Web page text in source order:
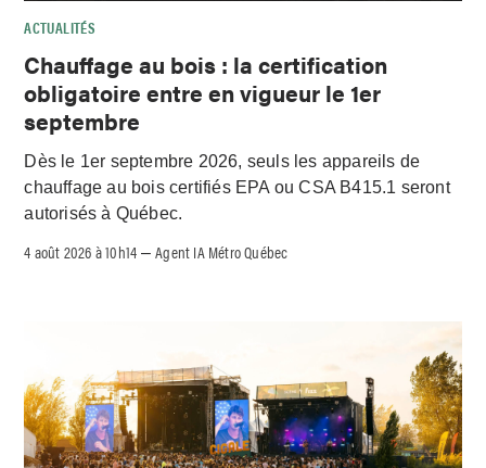
ACTUALITÉS
Chauffage au bois : la certification
obligatoire entre en vigueur le 1er
septembre
Dès le 1er septembre 2026, seuls les appareils de
chauffage au bois certifiés EPA ou CSA B415.1 seront
autorisés à Québec.
4 août 2026 à 10h14 –Agent IA Métro Québec